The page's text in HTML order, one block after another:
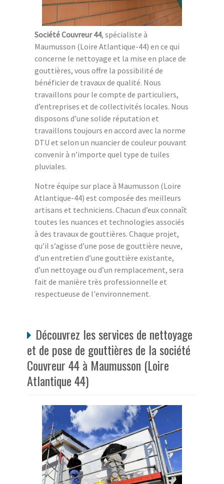
Société Couvreur 44, spécialiste à
Maumusson (Loire Atlantique-44) en ce qui
concerne le nettoyage et la mise en place de
gouttières, vous offre la possibilité de
bénéficier de travaux de qualité. Nous
travaillons pour le compte de particuliers,
d’entreprises et de collectivités locales. Nous
disposons d’une solide réputation et
travaillons toujours en accord avec la norme
DTU et selon un nuancier de couleur pouvant
convenir à n’importe quel type de tuiles
pluviales.
Notre équipe sur place à Maumusson (Loire
Atlantique-44) est composée des meilleurs
artisans et techniciens. Chacun d’eux connaît
toutes les nuances et technologies associés
à des travaux de gouttières. Chaque projet,
qu’il s’agisse d’une pose de gouttière neuve,
d’un entretien d’une gouttière existante,
d’un nettoyage ou d’un remplacement, sera
fait de manière très professionnelle et
respectueuse de l'environnement.
Découvrez les services de nettoyage
et de pose de gouttières de la société
Couvreur 44 à Maumusson (Loire
Atlantique 44)